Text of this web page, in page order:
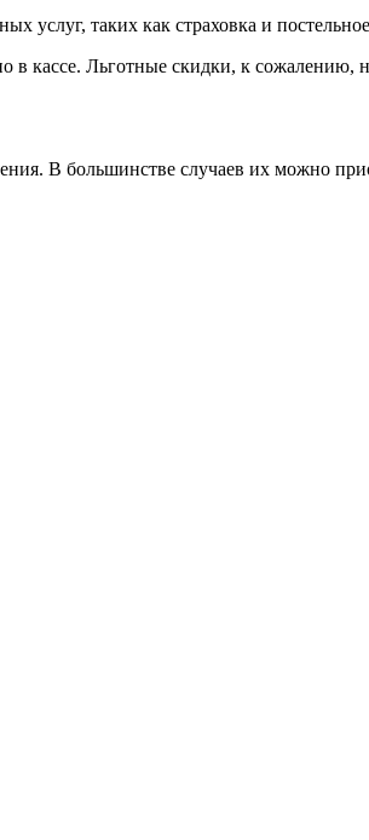
услуг, таких как страховка и
кассе. Льготные скидки, к сожалению,
В большинстве случаев их можно